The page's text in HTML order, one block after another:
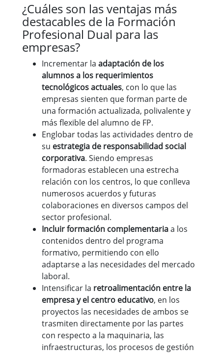
¿Cuáles son las ventajas más
destacables de la Formación
Profesional Dual para las
empresas?
Incrementar la adaptación de los
alumnos a los requerimientos
tecnológicos actuales, con lo que las
empresas sienten que forman parte de
una formación actualizada, polivalente y
más flexible del alumno de FP.
Englobar todas las actividades dentro de
su estrategia de responsabilidad social
corporativa. Siendo empresas
formadoras establecen una estrecha
relación con los centros, lo que conlleva
numerosos acuerdos y futuras
colaboraciones en diversos campos del
sector profesional.
Incluir formación complementariaa los
contenidos dentro del programa
formativo, permitiendo con ello
adaptarse a las necesidades del mercado
laboral.
Intensificar la retroalimentación entre la
empresa y el centro educativo, en los
proyectos las necesidades de ambos se
trasmiten directamente por las partes
con respecto a la maquinaria, las
infraestructuras, los procesos de gestión